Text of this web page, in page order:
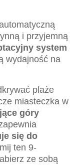
i przyjemną
system
wydajność na
plaże
miasteczka w
góry
się do
ten 9-
ze sobą